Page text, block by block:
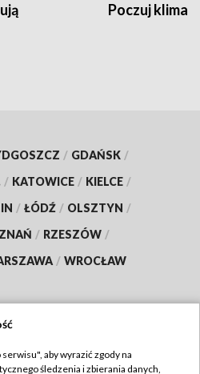
Poczuj klimat
/ GDAŃSK /
/ KATOWICE / KIELCE /
/ ŁÓDŹ / OLSZTYN /
/ RZESZÓW /
/ WROCŁAW
aby wyrazić zgody na
śledzenia i zbierania danych,